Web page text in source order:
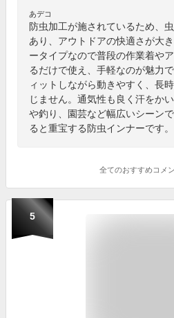
あデコ
防虫加工が施されているため、
あり、アウトドアの快適さが大
ータイプなので普段の作業着や
るだけで使え、手軽なのが魅力
ィットしながら動きやすく、長
じません。通気性も良く汗をか
や釣り、園芸など幅広いシーン
ると重宝する防虫インナーです。
全てのおすすめコメ
5